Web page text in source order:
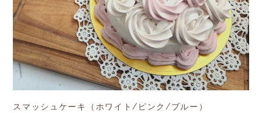
スマッシュケーキ（ホワイト/ピンク/ブルー）